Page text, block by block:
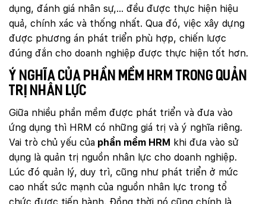
dụng, đánh giá nhân sự,… đều được thực hiện hiệu
quả, chính xác và thống nhất. Qua đó, việc xây dựng
được phương án phát triển phù hợp, chiến lược
đúng đắn cho doanh nghiệp được thực hiện tốt hơn.
Ý nghĩa của phần mềm HRM trong quản
trị nhân lực
Giữa nhiều phần mềm được phát triển và đưa vào
ứng dụng thì HRM có những giá trị và ý nghĩa riêng.
Vai trò chủ yếu của phần mềm HRM khi đưa vào sử
dụng là quản trị nguồn nhân lực cho doanh nghiệp.
Lúc đó quản lý, duy trì, cũng như phát triển ở mức
cao nhất sức mạnh của nguồn nhân lực trong tổ
chức được tiến hành. Đồng thời nó cũng chính là